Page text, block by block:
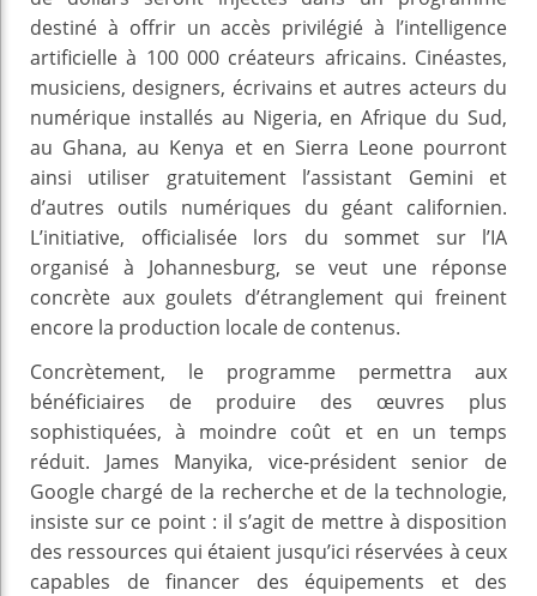
destiné à offrir un accès privilégié à l’intelligence
artificielle à 100 000 créateurs africains. Cinéastes,
musiciens, designers, écrivains et autres acteurs du
numérique installés au Nigeria, en Afrique du Sud,
au Ghana, au Kenya et en Sierra Leone pourront
ainsi utiliser gratuitement l’assistant Gemini et
d’autres outils numériques du géant californien.
L’initiative, officialisée lors du sommet sur l’IA
organisé à Johannesburg, se veut une réponse
concrète aux goulets d’étranglement qui freinent
encore la production locale de contenus.
Concrètement, le programme permettra aux
bénéficiaires de produire des œuvres plus
sophistiquées, à moindre coût et en un temps
réduit. James Manyika, vice-président senior de
Google chargé de la recherche et de la technologie,
insiste sur ce point : il s’agit de mettre à disposition
des ressources qui étaient jusqu’ici réservées à ceux
capables de financer des équipements et des